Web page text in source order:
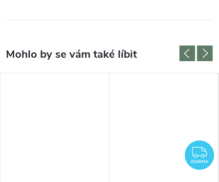
ZDARMA